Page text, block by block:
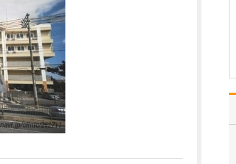
をした患者さんから頼ら
てかっこいいな」と
…